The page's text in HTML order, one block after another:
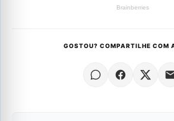
GOSTOU? COMPARTILHE COM